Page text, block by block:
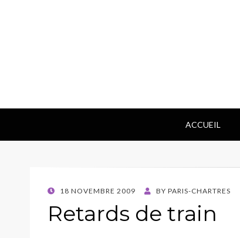
ACCUEIL
POSTED18 NOVEMBRE 2009 BY PARIS-CHARTRES
Retards de train